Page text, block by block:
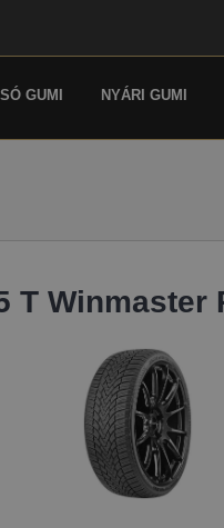
GUMI NYÁRI GUMI
T Winmaster